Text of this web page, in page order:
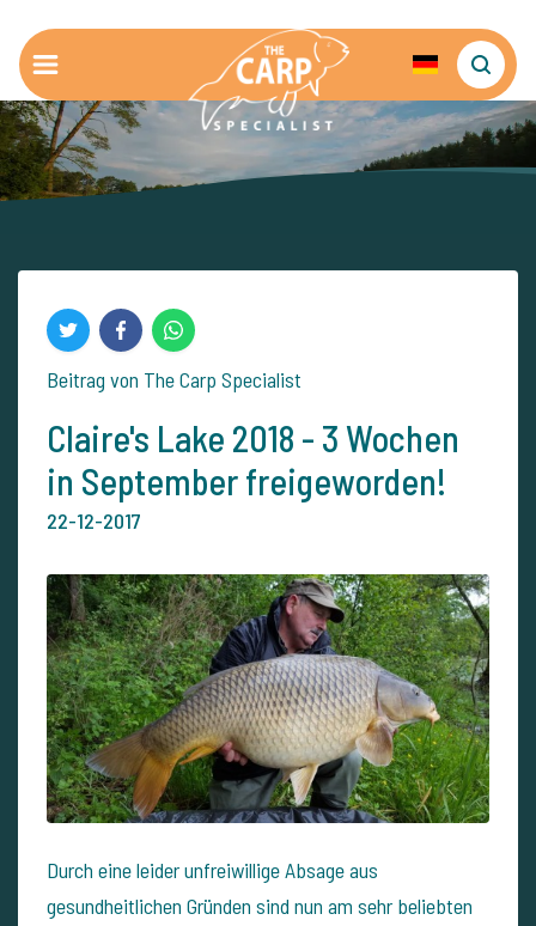
Beitrag von The Carp Specialist
Claire's Lake 2018 - 3 Wochen
in September freigeworden!
22-12-2017
Durch eine leider unfreiwillige Absage aus
gesundheitlichen Gründen sind nun am sehr beliebten